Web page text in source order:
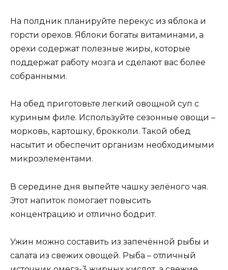
На полдник планируйте перекус из яблока и
горсти орехов. Яблоки богаты витаминами, а
орехи содержат полезные жиры, которые
поддержат работу мозга и сделают вас более
собранными.
На обед приготовьте легкий овощной суп с
куриным филе. Используйте сезонные овощи –
морковь, картошку, брокколи. Такой обед
насытит и обеспечит организм необходимыми
микроэлементами.
В середине дня выпейте чашку зелёного чая.
Этот напиток помогает повысить
концентрацию и отлично бодрит.
Ужин можно составить из запечённой рыбы и
салата из свежих овощей. Рыба – отличный